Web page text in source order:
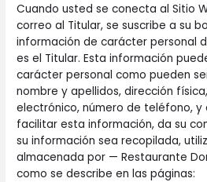
Cuando usted se conecta al Sitio
correo al Titular, se suscribe a su
información de carácter personal
es el Titular. Esta información
carácter personal como pueden
nombre y apellidos, dirección
electrónico, número de teléfono, y
facilitar esta información, da su
su información sea recopilada,
almacenada por — Restaurante
como se describe en las páginas: